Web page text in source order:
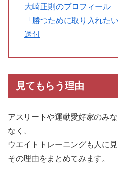
大崎正則のプロフィール
「勝つために取り入れた
送付
見てもらう理由
アスリートや運動愛好家のみ
なく、
ウエイトトレーニングも人に
その理由をまとめてみます。